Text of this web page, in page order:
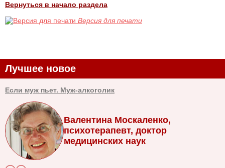
Вернуться в начало раздела
Версия для печати
Лучшее новое
Если муж пьет. Муж-алкоголик
Валентина Москаленко,
психотерапевт, доктор
медицинских наук